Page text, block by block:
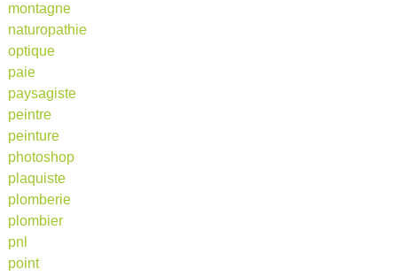
montagne
naturopathie
optique
paie
paysagiste
peintre
peinture
photoshop
plaquiste
plomberie
plombier
pnl
point